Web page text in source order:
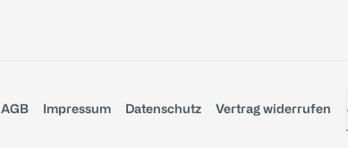
AGB Impressum Datenschutz Vertrag widerrufen